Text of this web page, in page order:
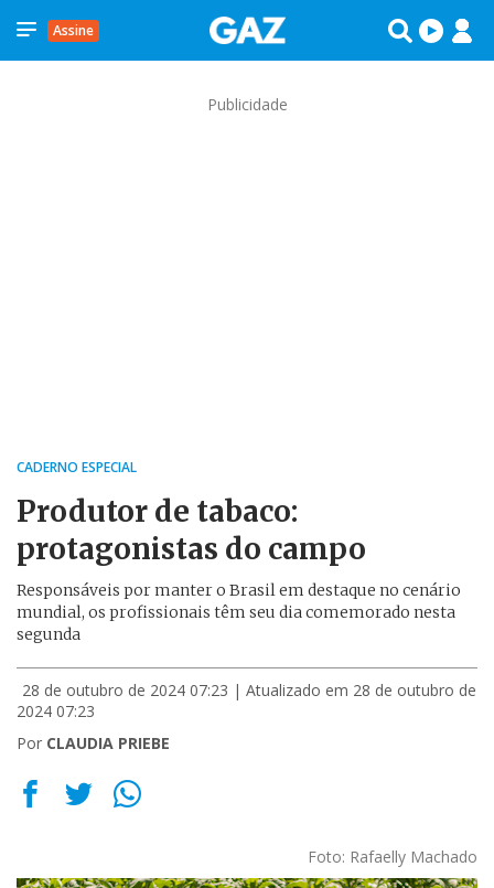
Assine
Publicidade
CADERNO ESPECIAL
Produtor de tabaco:
protagonistas do campo
Responsáveis por manter o Brasil em destaque no cenário
mundial, os profissionais têm seu dia comemorado nesta
segunda
28 de outubro de 2024 07:23 | Atualizado em 28 de outubro de
2024 07:23
Por CLAUDIA PRIEBE
Foto: Rafaelly Machado